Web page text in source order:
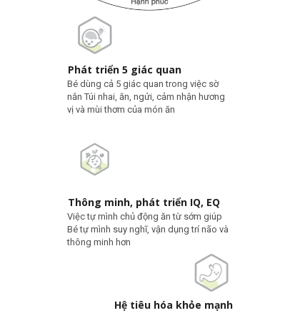
Hệ tiêu hóa khỏe mạnh
Phát triển 5 giác quan
Bé dùng cả 5 giác quan trong việc sờ
nắn Túi nhai, ăn, ngửi, cảm nhận hương
vị và mùi thơm của món ăn
Thông minh, phát triển IQ, EQ
Việc tự mình chủ động ăn từ sớm giúp
Bé tự mình suy nghĩ, vận dụng trí não và
thông minh hơn